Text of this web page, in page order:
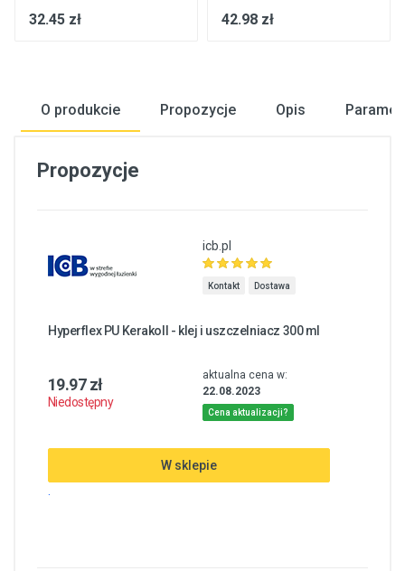
32.45 zł 42.98 zł
O produkcie Propozycje Opis
Propozycje
icb.pl
Kontakt Dostawa
Hyperflex PU Kerakoll - klej i uszczelniacz 300 ml
19.97 zł
Niedostępny
aktualna cena w:
22.08.2023
Cena aktualizacji?
W sklepie
.